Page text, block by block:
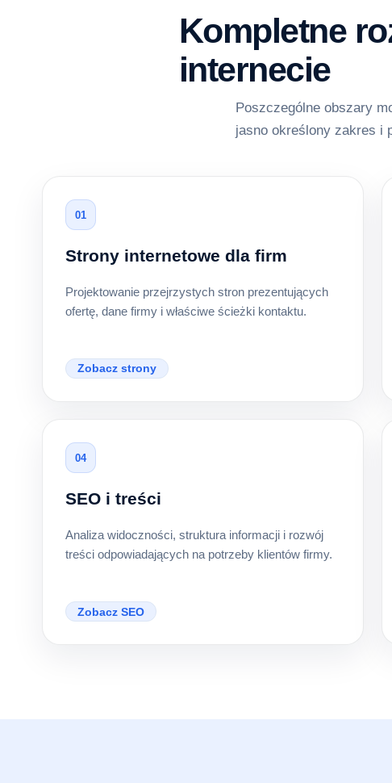
Kompletne
internecie
Poszczególne obszary
jasno określony zakres i
01
Strony internetowe dla firm
Projektowanie przejrzystych stron prezentujących
ofertę, dane firmy i właściwe ścieżki kontaktu.
Zobacz strony
04
SEO i treści
Analiza widoczności, struktura informacji i rozwój
treści odpowiadających na potrzeby klientów firmy.
Zobacz SEO